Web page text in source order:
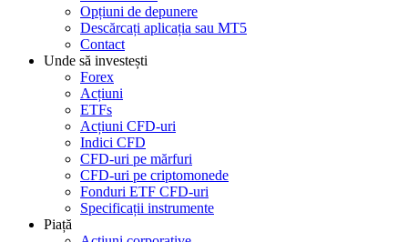
Opțiuni de depunere
Descărcați aplicația sau MT5
Contact
Unde să investești
Forex
Acțiuni
ETFs
Acțiuni CFD-uri
Indici CFD
CFD-uri pe mărfuri
CFD-uri pe criptomonede
Fonduri ETF CFD-uri
Specificații instrumente
Piață